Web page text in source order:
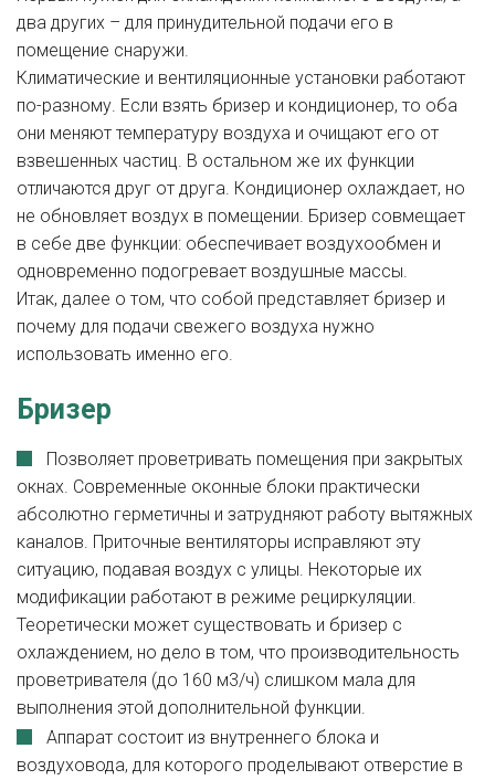
два других – для принудительной подачи его в
помещение снаружи.
Климатические и вентиляционные установки работают
по-разному. Если взять бризер и кондиционер, то оба
они меняют температуру воздуха и очищают его от
взвешенных частиц. В остальном же их функции
отличаются друг от друга. Кондиционер охлаждает, но
не обновляет воздух в помещении. Бризер совмещает
в себе две функции: обеспечивает воздухообмен и
одновременно подогревает воздушные массы.
Итак, далее о том, что собой представляет бризер и
почему для подачи свежего воздуха нужно
использовать именно его.
Бризер
Позволяет проветривать помещения при закрытых
окнах. Современные оконные блоки практически
абсолютно герметичны и затрудняют работу вытяжных
каналов. Приточные вентиляторы исправляют эту
ситуацию, подавая воздух с улицы. Некоторые их
модификации работают в режиме рециркуляции.
Теоретически может существовать и бризер с
охлаждением, но дело в том, что производительность
проветривателя (до 160 м3/ч) слишком мала для
выполнения этой дополнительной функции.
Аппарат состоит из внутреннего блока и
воздуховода, для которого проделывают отверстие в